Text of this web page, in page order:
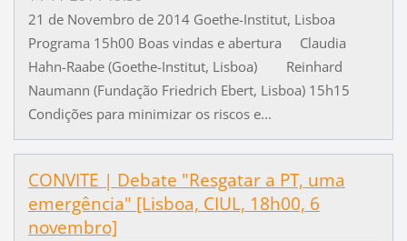
21 de Novembro de 2014 Goethe-Institut, Lisboa
Programa 15h00 Boas vindas e abertura Claudia
Hahn-Raabe (Goethe-Institut, Lisboa) Reinhard
Naumann (Fundação Friedrich Ebert, Lisboa) 15h15
Condições para minimizar os riscos e...
CONVITE | Debate "Resgatar a PT, uma
emergência" [Lisboa, CIUL, 18h00, 6
novembro]